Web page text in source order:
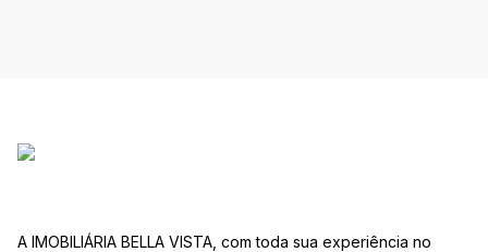
A IMOBILIÁRIA BELLA VISTA, com toda sua experiência no